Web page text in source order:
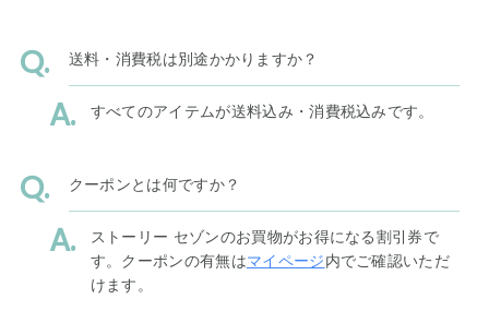
送料・消費税は別途かかりますか？
すべてのアイテムが送料込み・消費税込みです。
クーポンとは何ですか？
ストーリー セゾンのお買物がお得になる割引券で
す。クーポンの有無はマイページ内でご確認いただ
けます。